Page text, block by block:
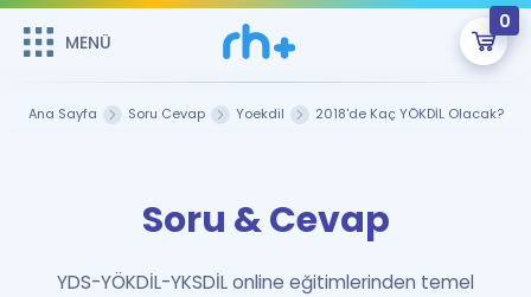
MENÜ
0
GİRİŞ YAP
Remzi Hoca ile seni sınava hazırlayacak onlarca eğitim seni
bekliyor!
MENÜ
Çalışma Paketleri
Kitaplar ve Kaynaklar
Ana Sayfa Soru Cevap Yoekdil 2018'de Kaç YÖKDİL Olacak?
Soru & Cevap
YDS-YÖKDİL-YKSDİL online eğitimlerinden temel